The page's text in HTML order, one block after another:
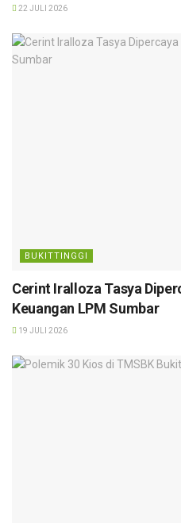
22 JULI 2026
BUKITTINGGI
Cerint Iralloza Tasya
Keuangan LPM Sumbar
19 JULI 2026